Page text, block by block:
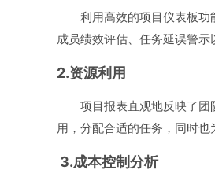
利用高效的项目仪表板功
成员绩效评估、任务延误警示
2.资源利用
项目报表直观地反映了
用，分配合适的任务，同时也
3.成本控制分析